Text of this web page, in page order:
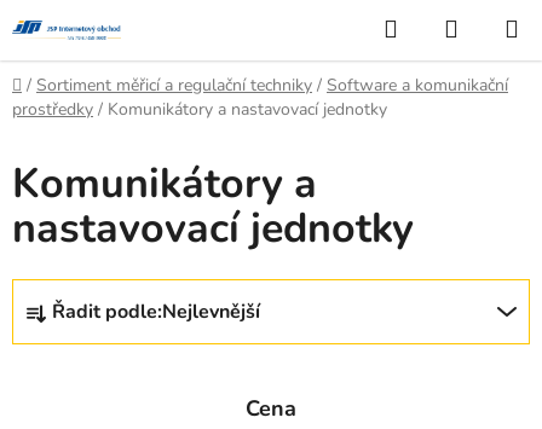
na
obsah
Hledat
KOŠÍK
Domů
/ Sortiment měřicí a regulační techniky / Software a komunikační
prostředky / Komunikátory a nastavovací jednotky
Komunikátory a
nastavovací jednotky
Ř
z
Řadit podle:Nejlevnější
Cena